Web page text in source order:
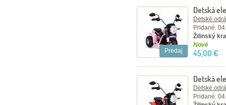
Predaj
Detská
Detské
Pridané:
Žilinský
Nové
45,00 €
Detská
Detské
Pridané: